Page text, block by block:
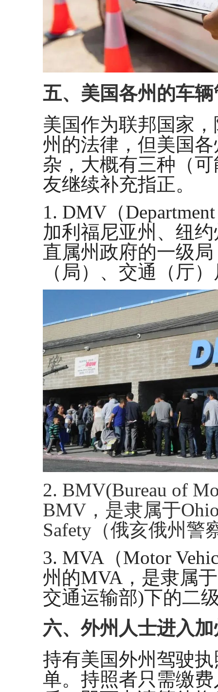
五、美国各州的车
美国作为联邦国家
州的法律，但美国
杂，大概有三种（
友继续补充指正。
1. DMV（
加利福尼亚州、纽
直属州政府的一级
（局）、交通（厅
2. BMV(Bureau of
BMV，是隶属于
Safety（俄亥俄州警
3. MVA（Motor
州的MVA，是隶属于
交通运输部)下的二
六、外州人士进入加
持有美国外州驾驶
单。持照者只需缴